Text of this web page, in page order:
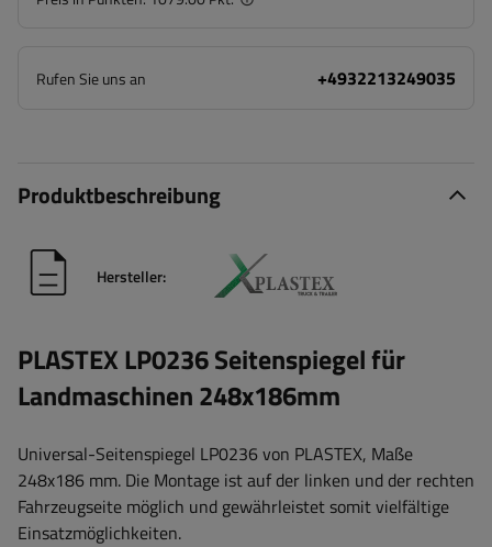
Rufen Sie uns an +4932213249035
Produktbeschreibung
Hersteller:
PLASTEX LP0236 Seitenspiegel für
Landmaschinen 248x186mm
Universal-Seitenspiegel LP0236 von PLASTEX, Maße
248x186 mm. Die Montage ist auf der linken und der rechten
Fahrzeugseite möglich und gewährleistet somit vielfältige
Einsatzmöglichkeiten.